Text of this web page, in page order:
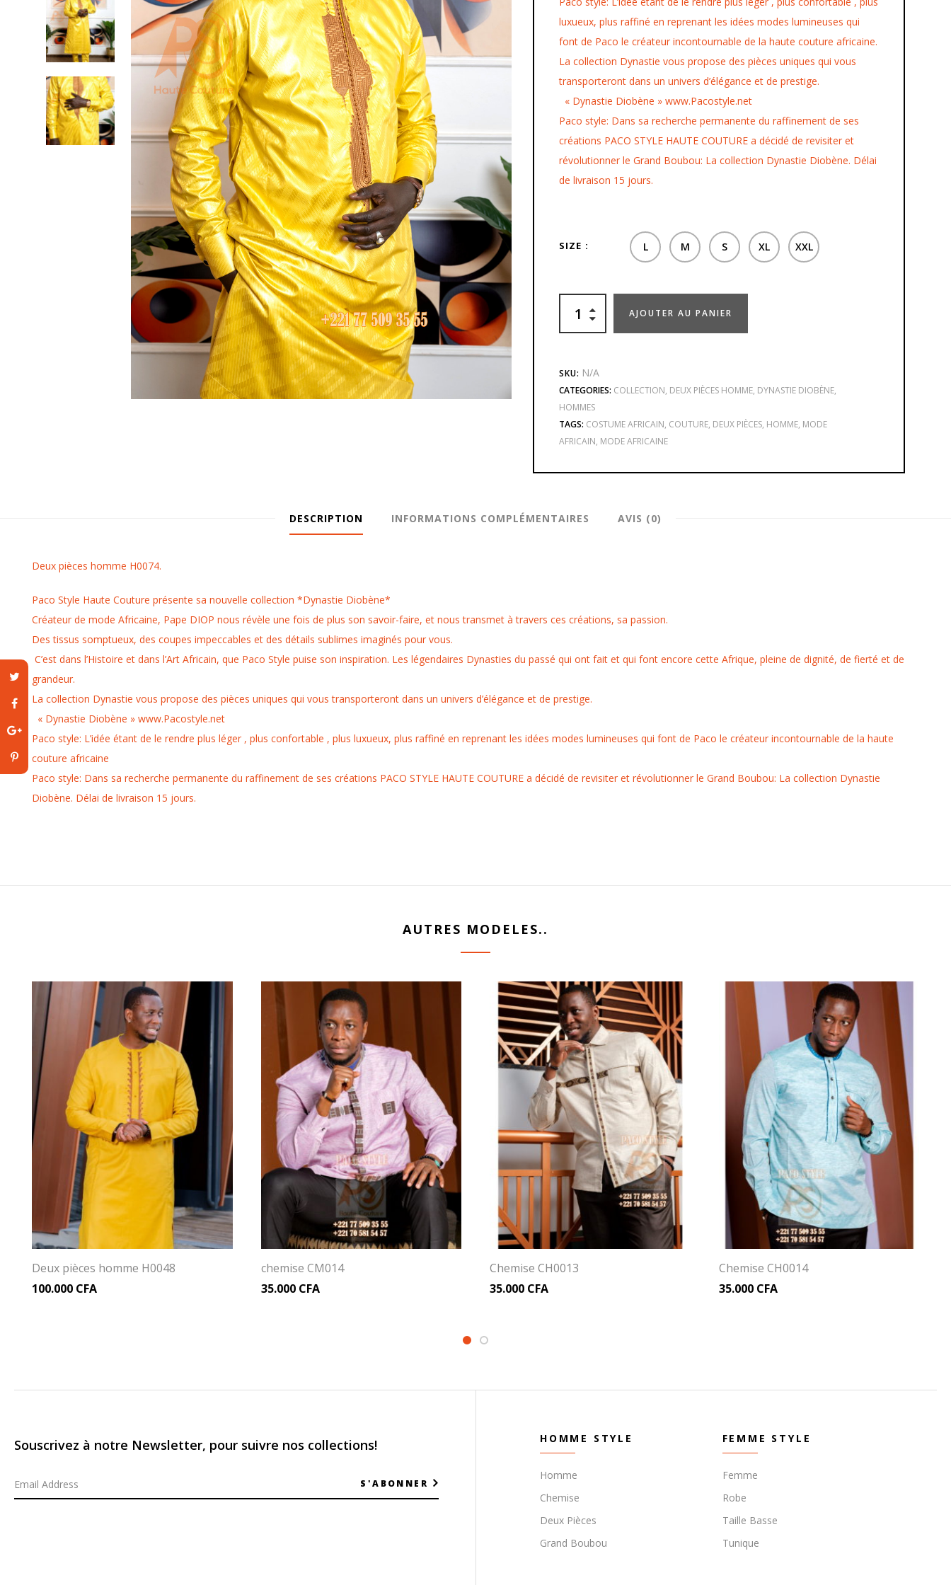
luxueux, plus raffiné en reprenant les idées modes lumineuses qui
font de Paco le créateur incontournable de la haute couture africaine.
La collection Dynastie vous propose des pièces uniques qui vous
transporteront dans un univers d’élégance et de prestige.
« Dynastie Diobène » www.Pacostyle.net
Paco style: Dans sa recherche permanente du raffinement de ses
créations PACO STYLE HAUTE COUTURE a décidé de revisiter et
révolutionner le Grand Boubou: La collection Dynastie Diobène. Délai
de livraison 15 jours.
SIZE L M S XL XXL
AJOUTER AU PANIER
SKU: N/A
CATEGORIES: COLLECTION, DEUX PIÈCES HOMME, DYNASTIE DIOBÈNE,
HOMMES
TAGS: COSTUME AFRICAIN, COUTURE, DEUX PIÈCES, HOMME, MODE
AFRICAIN, MODE AFRICAINE
DESCRIPTION INFORMATIONS COMPLÉMENTAIRES AVIS (0)
Deux pièces homme H0074.
Paco Style Haute Couture présente sa nouvelle collection *Dynastie Diobène*
Créateur de mode Africaine, Pape DIOP nous révèle une fois de plus son savoir-faire, et nous transmet à travers ces créations, sa passion.
Des tissus somptueux, des coupes impeccables et des détails sublimes imaginés pour vous.
C’est dans l’Histoire et dans l’Art Africain, que Paco Style puise son inspiration. Les légendaires Dynasties du passé qui ont fait et qui font encore cette Afrique, pleine de dignité, de fierté et de
grandeur.
La collection Dynastie vous propose des pièces uniques qui vous transporteront dans un univers d’élégance et de prestige.
« Dynastie Diobène » www.Pacostyle.net
Paco style: L’idée étant de le rendre plus léger , plus confortable , plus luxueux, plus raffiné en reprenant les idées modes lumineuses qui font de Paco le créateur incontournable de la haute
couture africaine
Paco style: Dans sa recherche permanente du raffinement de ses créations PACO STYLE HAUTE COUTURE a décidé de revisiter et révolutionner le Grand Boubou: La collection Dynastie
Diobène. Délai de livraison 15 jours.
AUTRES MODELES..
Deux pièces homme H0048
100.000 CFA
chemise CM014
35.000 CFA
Chemise CH0013
35.000 CFA
Chemise CH0014
35.000 CFA
Souscrivez à notre Newsletter, pour suivre nos collections!
S'ABONNER
HOMME STYLE
Homme
Chemise
Deux Pièces
Grand Boubou
FEMME STYLE
Femme
Robe
Taille Basse
Tunique